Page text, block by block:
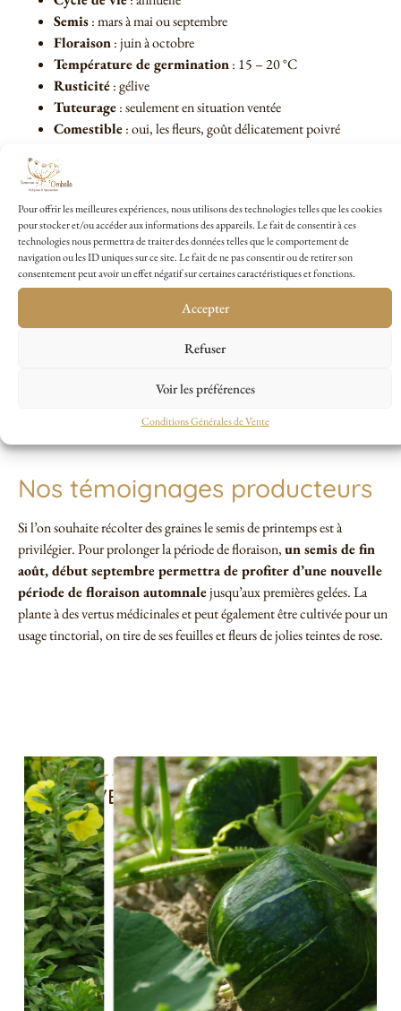
Pour offrir les meilleures expériences, nous utilisons des technologies telles que les cookies
pour stocker et/ou accéder aux informations des appareils. Le fait de consentir à ces
technologies nous permettra de traiter des données telles que le comportement de
navigation ou les ID uniques sur ce site. Le fait de ne pas consentir ou de retirer son
consentement peut avoir un effet négatif sur certaines caractéristiques et fonctions.
Accepter
Refuser
Voir les préférences
Conditions Générales de Vente
Semis: mars à mai ou septembre
Floraison: juin à octobre
Température de germination: 15 – 20 °C
Rusticité: gélive
Tuteurage: seulement en situation ventée
Comestible: oui, les fleurs, goût délicatement poivré
Conseils de culture du Lavatère
Rose
Semer en place d’avril à mai
, après les dernières gelées. Semis
pour une floraison plus précoce.
pour une floraison abondante, dans un sol léger, bien
Nos témoignages producteurs
Si l’on souhaite récolter des graines le semis de printemps est à
privilégier. Pour prolonger la période de floraison,un semis de fin
août, début septembre permettra de profiter d’une nouvelle
période de floraison automnalejusqu’aux premières gelées. La
plante à des vertus médicinales et peut également être cultivée pour un
usage tinctorial, on tire de ses feuilles et fleurs de jolies teintes de rose.
AVEZ-VOUS BESOIN DE ...
> Voir toutes les semences potagères <